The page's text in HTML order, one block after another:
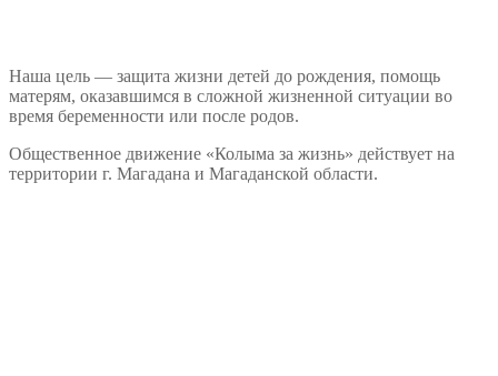
Наша цель — защита жизни детей до рождения, помощь
матерям, оказавшимся в сложной жизненной ситуации во
время беременности или после родов.
Общественное движение «Колыма за жизнь» действует на
территории г. Магадана и Магаданской области.